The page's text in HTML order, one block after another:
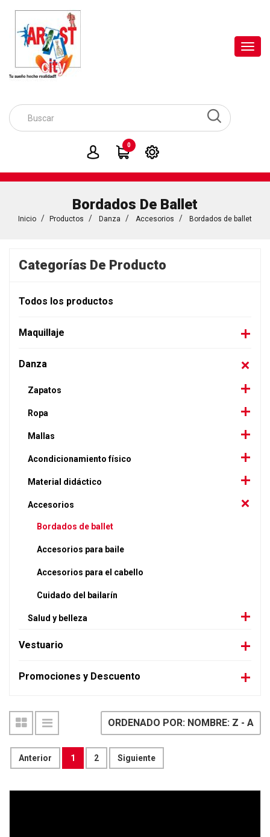
0
Bordados De Ballet
Inicio Productos Danza Accesorios Bordados de ballet
Categorías De Producto
Todos los productos
Maquillaje
Danza
Zapatos
Ropa
Mallas
Acondicionamiento físico
Material didáctico
Accesorios
Bordados de ballet
Accesorios para baile
Accesorios para el cabello
Cuidado del bailarín
Salud y belleza
Vestuario
Promociones y Descuento
Anterior 1 2 Siguiente
ORDENADO POR: NOMBRE: Z - A